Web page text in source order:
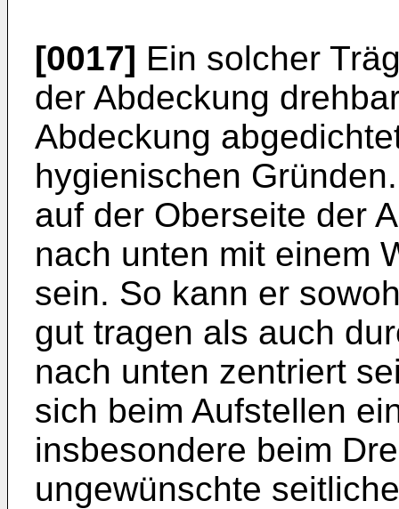
[0017] Ein solcher
der Abdeckung
Abdeckung
hygienischen
auf der Oberseite der
nach unten mit einem
sein. So kann er
gut tragen als auch
nach unten zentriert
sich beim Aufstellen
insbesondere beim
ungewünschte